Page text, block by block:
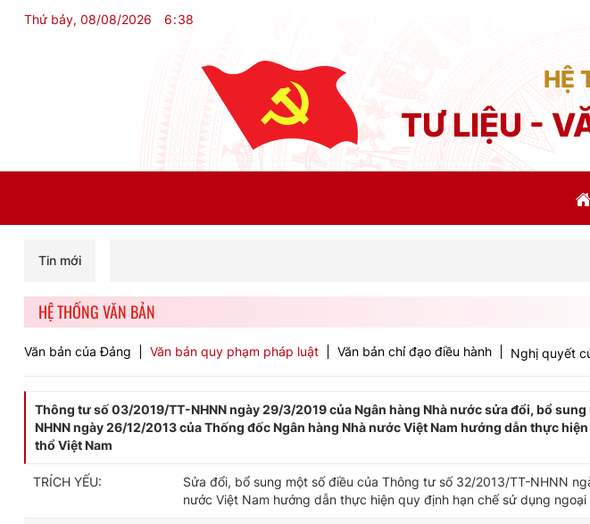
Thứ bảy, 08/08/2026 6:38
HỆ
TƯ LIỆU -
Tin mới
HỆ THỐNG VĂN BẢN
Văn bản của Đảng Văn bản quy phạm pháp luật Văn bản chỉ đạo điều hành Nghị quyết
Thông tư số 03/2019/TT-NHNN ngày 29/3/2019 của Ngân hàng Nhà nước sửa đổi, bổ
NHNN ngày 26/12/2013 của Thống đốc Ngân hàng Nhà nước Việt Nam hướng dẫn thực
thổ Việt Nam
TRÍCH YẾU:
Sửa đổi, bổ sung một số điều của Thông tư số 32/2013/TT-NHNN
nước Việt Nam hướng dẫn thực hiện quy định hạn chế sử dụng ngoại